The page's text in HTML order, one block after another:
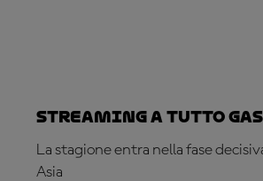
Streaming a tutto gas
La stagione entra nella fase
Asia